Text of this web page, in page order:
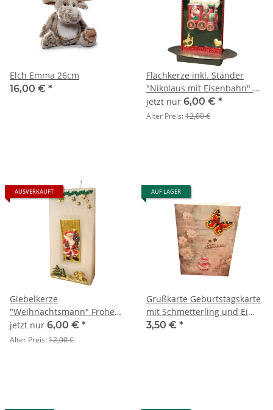
Elch Emma 26cm
16,00 € *
Flachkerze inkl. Ständer
"Nikolaus mit Eisenbahn" zu
Weihnachten
jetzt nur 6,00 € *
Alter Preis:12,00 €
AUSVERKAUFT
Giebelkerze
"Weihnachtsmann" Frohe
Weihnachten
jetzt nur 6,00 € *
Alter Preis:12,00 €
AUF LAGER
Grußkarte Geburtstagskarte
mit Schmetterling und Ei
und Schriftzug "Zum
3,50 € *